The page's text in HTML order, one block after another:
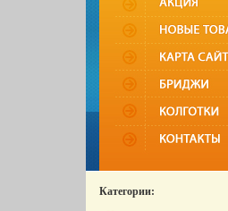
Категории: